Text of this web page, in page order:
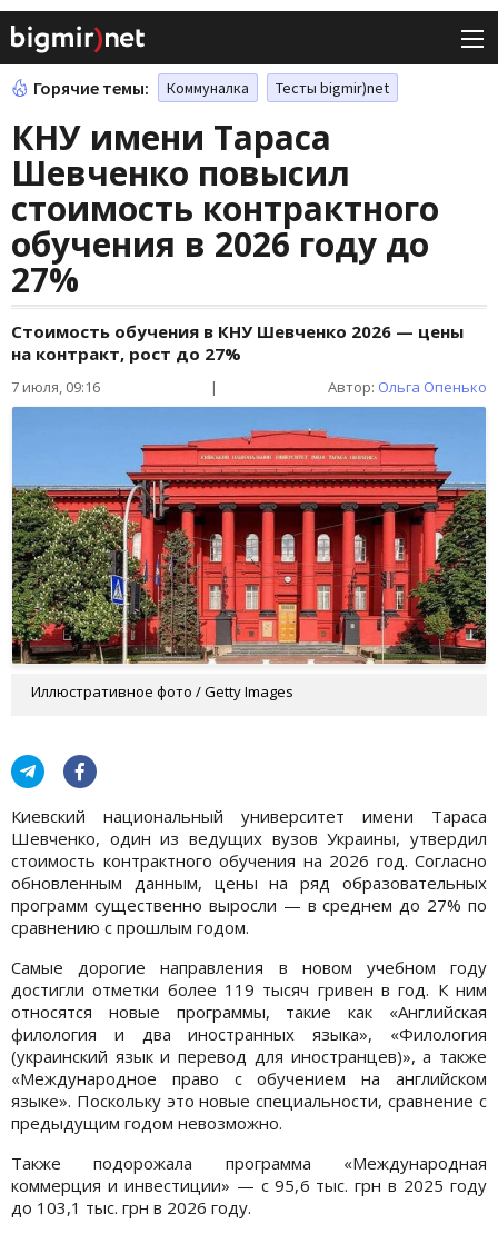
Горячие темы: Коммуналка Тесты bigmir)net
КНУ имени Тараса
Шевченко повысил
стоимость контрактного
обучения в 2026 году до
27%
Стоимость обучения в КНУ Шевченко 2026 — цены
на контракт, рост до 27%
7 июля, 09:16 | Автор: Ольга Опенько
Иллюстративное фото / Getty Images
Киевский национальный университет имени Тараса
Шевченко, один из ведущих вузов Украины, утвердил
стоимость контрактного обучения на 2026 год. Согласно
обновленным данным, цены на ряд образовательных
программ существенно выросли — в среднем до 27% по
сравнению с прошлым годом.
Самые дорогие направления в новом учебном году
достигли отметки более 119 тысяч гривен в год. К ним
относятся новые программы, такие как «Английская
филология и два иностранных языка», «Филология
(украинский язык и перевод для иностранцев)», а также
«Международное право с обучением на английском
языке». Поскольку это новые специальности, сравнение с
предыдущим годом невозможно.
Также подорожала программа «Международная
коммерция и инвестиции» — с 95,6 тыс. грн в 2025 году
до 103,1 тыс. грн в 2026 году.